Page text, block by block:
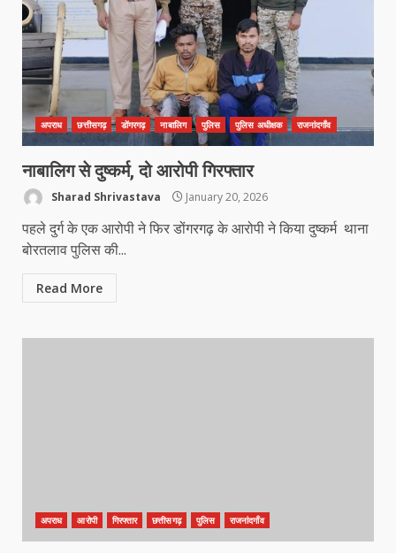
अपराध छत्तीसगढ़ डोंगरगढ़ नाबालिग पुलिस पुलिस अधीक्षक राजनांदगाँव
नाबालिग से दुष्कर्म, दो आरोपी गिरफ्तार
Sharad Shrivastava January 20, 2026
पहले दुर्ग के एक आरोपी ने फिर डोंगरगढ़ के आरोपी ने किया दुष्कर्म थाना
बोरतलाव पुलिस की...
Read More
अपराध आरोपी गिरफ्तार छत्तीसगढ़ पुलिस राजनांदगाँव